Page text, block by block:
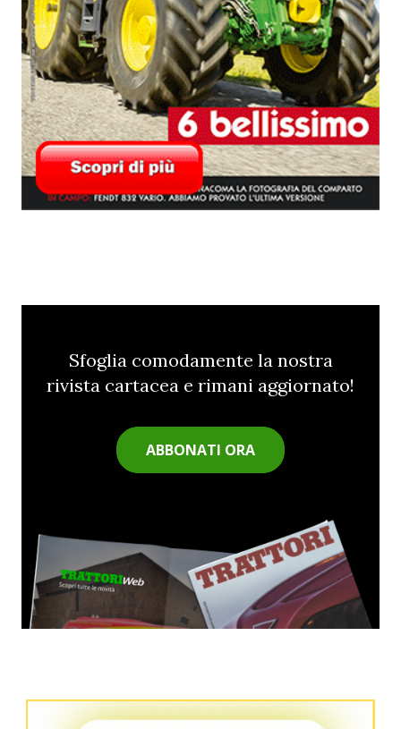
Sfoglia comodamente la nostra
rivista cartacea e rimani aggiornato!
ABBONATI ORA